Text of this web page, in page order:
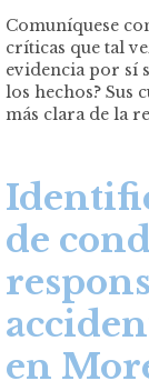
Comuníquese
críticas que tal
evidencia por sí
los hechos? Sus
más clara de la
de
en